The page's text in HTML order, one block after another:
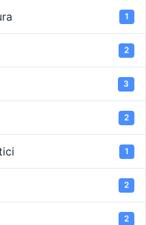
1
2
3
2
1
2
2